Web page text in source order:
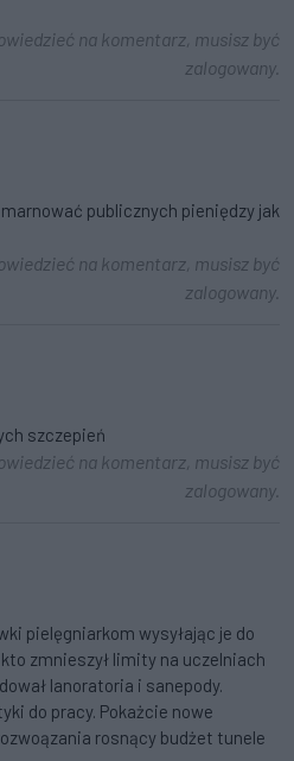
na komentarz, musisz być
zalogowany.
publicznych pieniędzy jak
na komentarz, musisz być
zalogowany.
szczepień
na komentarz, musisz być
zalogowany.
pielęgniarkom wysyłając je do
zmnieszył limity na uczelniach
lanoratoria i sanepody.
do pracy. Pokażcie nowe
rosnący budżet tunele